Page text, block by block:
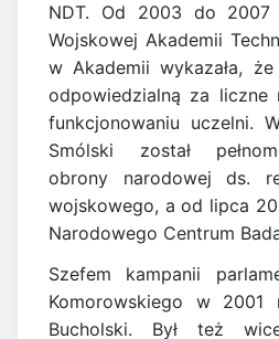
NDT. Od 2003 do 2007
Wojskowej Akademii
w Akademii wykazała,
odpowiedzialną za liczne
funkcjonowaniu uczelni.
Smólski został
obrony narodowej ds.
wojskowego, a od lipca
Narodowego Centrum
Szefem kampanii
Komorowskiego w 2001
Bucholski. Był też